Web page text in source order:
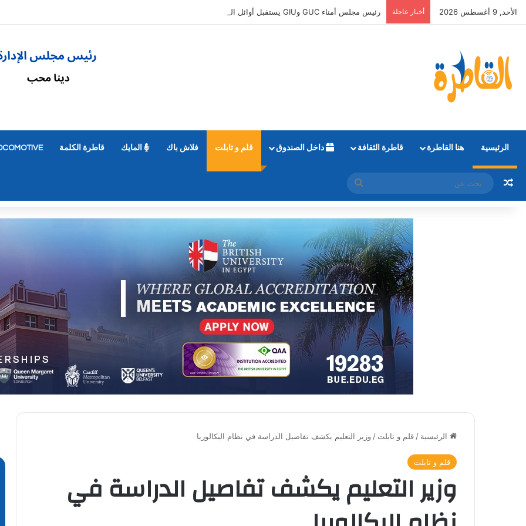
الأحد, 9 أغسطس 2026 أخبار عاجلة رئيس مجلس أمناء GUC وGIU يستقبل أوائل الثانوية العامة الحاصلين على منح دراسية كاملة
الرئيسية هنا القاطرة قاطرة الثقافة داخل الصندوق قلم و تابلت فلاش باك المايك قاطرة الكلمة
مقال عشوائي
بحث
عن
الرئيسية / قلم و تابلت / وزير التعليم يكشف تفاصيل الدراسة في نظام البكالوريا
قلم و تابلت
وزير التعليم يكشف تفاصيل الدراسة في